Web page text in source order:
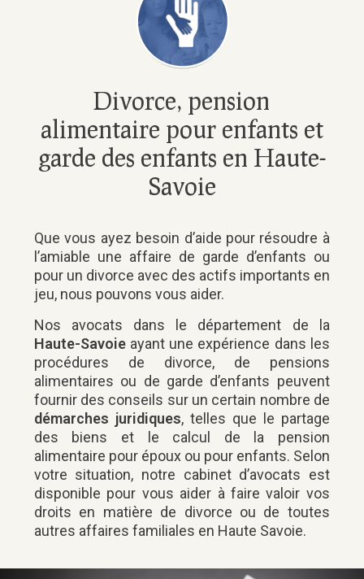
Divorce, pension
alimentaire pour enfants et
garde des enfants en Haute-
Savoie
Que vous ayez besoin d’aide pour résoudre à
l’amiable une affaire de garde d’enfants ou
pour un divorce avec des actifs importants en
jeu, nous pouvons vous aider.
Nos avocats dans le département de la
Haute-Savoieayant une expérience dans les
procédures de divorce, de pensions
alimentaires ou de garde d’enfants peuvent
fournir des conseils sur un certain nombre de
démarches juridiques, telles que le partage
des biens et le calcul de la pension
alimentaire pour époux ou pour enfants. Selon
votre situation, notre cabinet d’avocats est
disponible pour vous aider à faire valoir vos
droits en matière de divorce ou de toutes
autres affaires familiales en Haute Savoie.